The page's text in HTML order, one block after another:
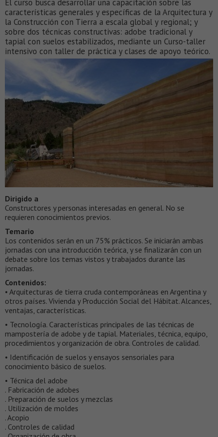
El curso busca desarrollar una capacitación sobre las
características generales y específicas de la Arquitectura y
la Construcción con Tierra a escala global y regional; y
sobre dos técnicas constructivas: adobe tradicional y
tapial con suelos estabilizados, mediante un Curso-taller
intensivo con taller de práctica y clases de apoyo teórico.
Dirigido a
Constructores y personas interesadas en general. No se
requieren conocimientos previos.
Temario
Los contenidos serán en un 75% prácticos. Se iniciarán ambas
jornadas con una introducción teórica, y se finalizarán con un
debate sobre los temas vistos y trabajados durante las
jornadas.
Contenidos:
• Arquitecturas de tierra cruda contemporáneas en Argentina y
otros países. Vivienda y Producción Social del Hábitat. Alcances,
ventajas, características.
• Tecnología. Características principales de las técnicas de
mampostería de adobe y de tapial. Materiales, técnica, equipo,
procedimientos y organización de obra. Controles de calidad.
• Identificación de suelos y ensayos sensoriales para
conocimiento básico de suelos.
• Técnica del adobe
. Fabricación de adobes
. Preparación de suelos y mezclas
. Utilización de moldes
. Acopio
. Controles de calidad